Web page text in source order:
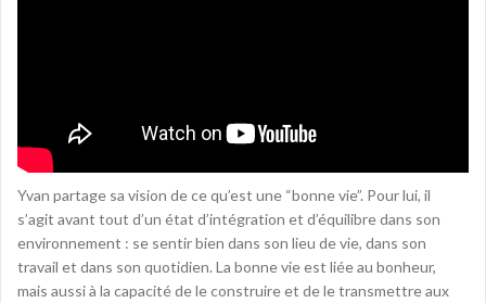
Yvan partage sa vision de ce qu’est une “bonne vie”. Pour lui, il
s’agit avant tout d’un état d’intégration et d’équilibre dans son
environnement : se sentir bien dans son lieu de vie, dans son
travail et dans son quotidien. La bonne vie est liée au bonheur,
mais aussi à la capacité de le construire et de le transmettre aux